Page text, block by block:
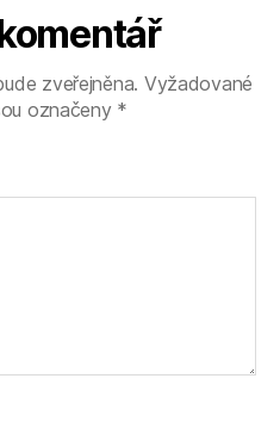
zveřejněna. Vyžadované
označeny *